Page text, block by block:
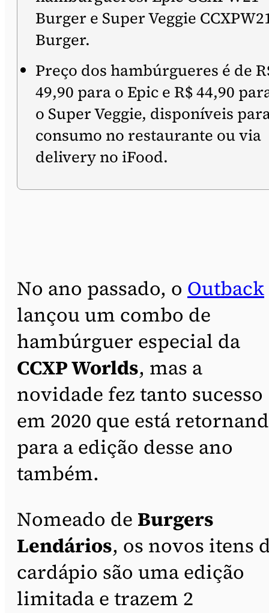
Burger e Super Veggie
Burger.
Preço dos hambúrgueres é de
49,90 para o Epic e R$ 44,90
o Super Veggie, disponíveis
consumo no restaurante ou via
delivery no iFood.
No ano passado, o Outback
lançou um combo de
hambúrguer especial da
CCXP Worlds, mas a
novidade fez tanto sucesso
em 2020 que está
para a edição desse ano
também.
Nomeado de Burgers
Lendários, os novos itens
cardápio são uma edição
limitada e trazem 2